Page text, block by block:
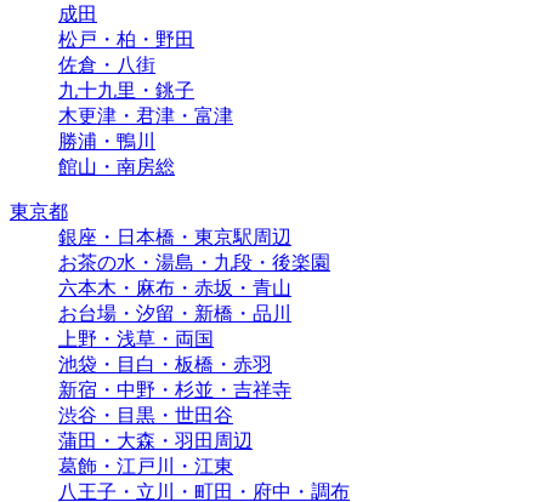
成田
松戸・柏・野田
佐倉・八街
九十九里・銚子
木更津・君津・富津
勝浦・鴨川
館山・南房総
東京都
銀座・日本橋・東京駅周辺
お茶の水・湯島・九段・後楽園
六本木・麻布・赤坂・青山
お台場・汐留・新橋・品川
上野・浅草・両国
池袋・目白・板橋・赤羽
新宿・中野・杉並・吉祥寺
渋谷・目黒・世田谷
蒲田・大森・羽田周辺
葛飾・江戸川・江東
八王子・立川・町田・府中・調布